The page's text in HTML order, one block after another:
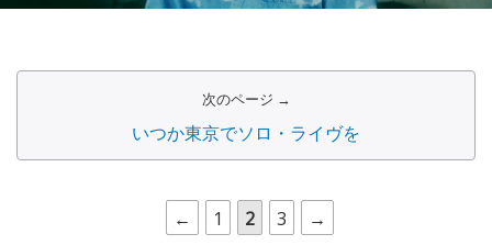
次のページ →
いつか東京でソロ・ライヴを
← 1 2 3 →